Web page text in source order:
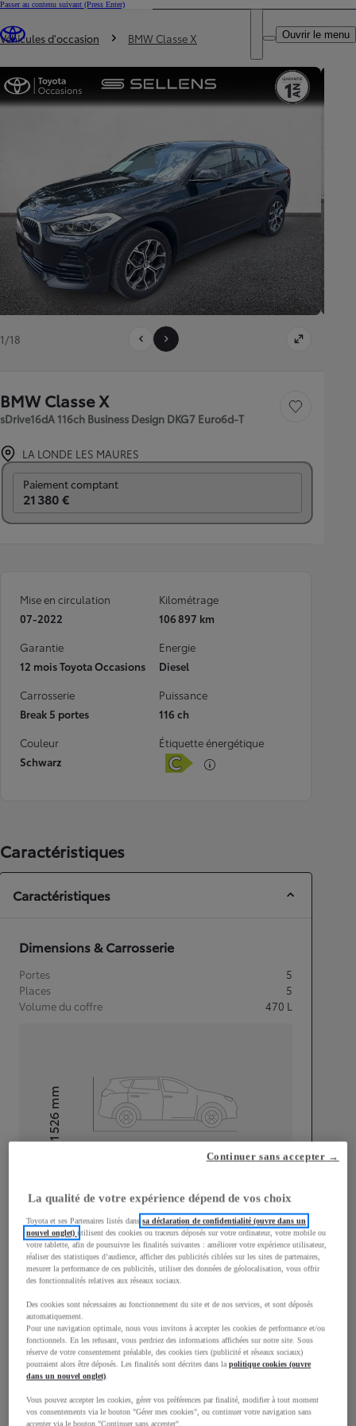
Passer au contenu suivant (Press Enter)
Trouvez un partenaire Toyota
DEALER NAME
Ouvrir le menu
Vous êtes ici
Véhicules d'occasion BMW Classe X
1/18
BMW Classe X
sDrive16dA 116ch Business Design DKG7 Euro6d-T
Sauvegarder le
LA LONDE LES MAURES
Paiement comptant
21 380 €
Mise en circulation
07-2022
Kilométrage
106 897 km
Garantie
12 mois Toyota Occasions
Energie
Diesel
Carrosserie
Break 5 portes
Puissance
116 ch
Couleur
Schwarz
Étiquette énergétique
Caractéristiques
Caractéristiques
Dimensions & Carrosserie
Portes
5
Places
5
Volume du coffre
470 L
Hauteur1 526
mm
Largeur
1 824mm
Consommation mixte
La qualité de votre expérience dépend de vos choix
Toyota et ses Partenaires listés danssa déclaration de confidentialité (ouvre dans un
nouvel onglet)utilisent des cookies ou traceurs déposés sur votre ordinateur, votre mobile ou
votre tablette, afin de poursuivre les finalités suivantes : améliorer votre expérience utilisateur,
réaliser des statistiques d’audience, afficher des publicités ciblées sur les sites de partenaires,
mesurer la performance de ces publicités, utiliser des données de géolocalisation, vous offrir
des fonctionnalités relatives aux réseaux sociaux.
Des cookies sont nécessaires au fonctionnement du site et de nos services, et sont déposés
automatiquement.
Pour une navigation optimale, nous vous invitons à accepter les cookies de performance et/ou
fonctionnels. En les refusant, vous perdriez des informations affichées sur notre site. Sous
réserve de votre consentement préalable, des cookies tiers (publicité et réseaux sociaux)
pourraient alors être déposés. Les finalités sont décrites dans lapolitique cookies (ouvre
dans un nouvel onglet).
Vous pouvez accepter les cookies, gérer vos préférences par finalité, modifier à tout moment
vos consentements via le bouton "Gérer mes cookies", ou continuer votre navigation sans
accepter via le bouton "Continuer sans accepter".
Continuer sans accepter →